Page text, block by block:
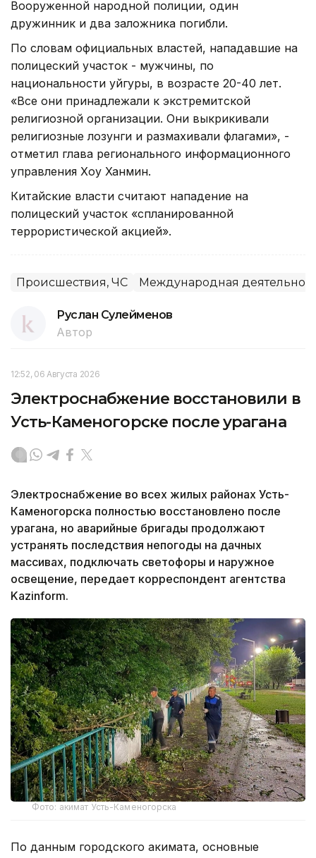
Вооруженной народной полиции, один
дружинник и два заложника погибли.
По словам официальных властей, нападавшие на
полицеский участок - мужчины, по
национальности уйгуры, в возрасте 20-40 лет.
«Все они принадлежали к экстремитской
религиозной организации. Они выкрикивали
религиозные лозунги и размахивали флагами», -
отметил глава регионального информационного
управления Хоу Ханмин.
Китайские власти считают нападение на
полицеский участок «спланированной
террористической акцией».
Происшествия, ЧС Международная
Руслан Сулейменов
Автор
12:52, 06 Августа 2026
Электроснабжение восстановили в
Усть-Каменогорске после урагана
Электроснабжение во всех жилых районах Усть-
Каменогорска полностью восстановлено после
урагана, но аварийные бригады продолжают
устранять последствия непогоды на дачных
массивах, подключать светофоры и наружное
освещение, передает корреспондент агентства
Kazinform.
Фото: акимат Усть-Каменогорска
По данным городского акимата, основные